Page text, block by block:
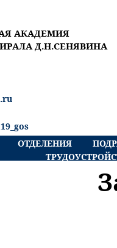
АКАДЕМИЯ
Д.Н.СЕНЯВИНА
ОТДЕЛЕНИЯ